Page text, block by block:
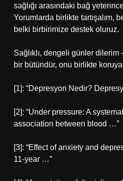
sağlığı arasındaki bağ
Yorumlarda birlikte tartışalım,
belki birbirimize destek oluruz.
Sağlıklı, dengeli günler
bir bütündür, onu birlikte
[1]: “Depresyon Nedir?
[2]: “Under pressure: A
association between blood …”
[3]: “Effect of anxiety and
11-year …”